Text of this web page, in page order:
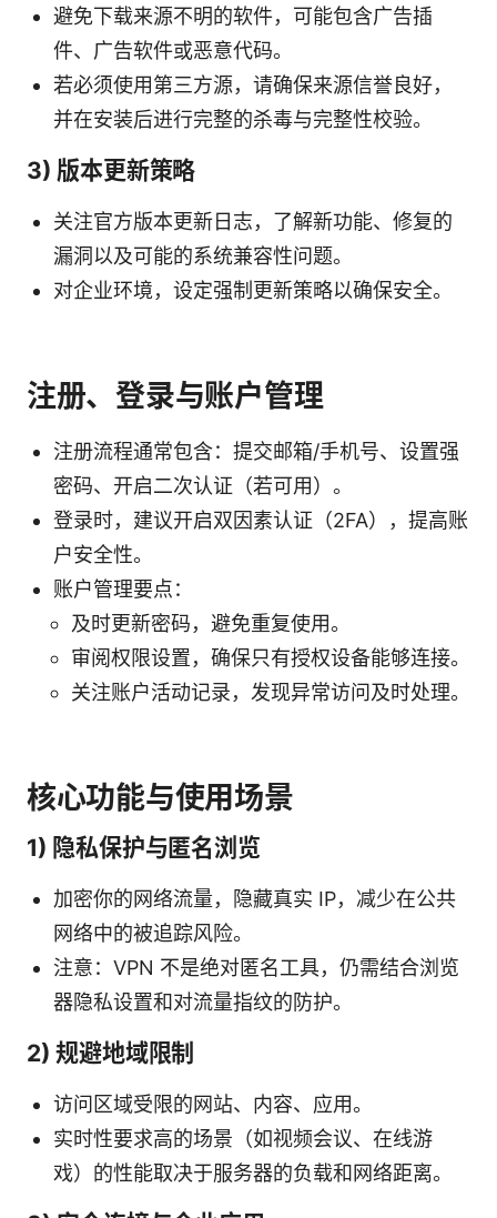
避免下载来源不明的软件，可能包含广告插
件、广告软件或恶意代码。
若必须使用第三方源，请确保来源信誉良好，
并在安装后进行完整的杀毒与完整性校验。
3) 版本更新策略
关注官方版本更新日志，了解新功能、修复的
漏洞以及可能的系统兼容性问题。
对企业环境，设定强制更新策略以确保安全。
注册、登录与账户管理
注册流程通常包含：提交邮箱/手机号、设置强
密码、开启二次认证（若可用）。
登录时，建议开启双因素认证（2FA），提高账
户安全性。
账户管理要点：
及时更新密码，避免重复使用。
审阅权限设置，确保只有授权设备能够连接。
关注账户活动记录，发现异常访问及时处理。
核心功能与使用场景
1) 隐私保护与匿名浏览
加密你的网络流量，隐藏真实 IP，减少在公共
网络中的被追踪风险。
注意：VPN 不是绝对匿名工具，仍需结合浏览
器隐私设置和对流量指纹的防护。
2) 规避地域限制
访问区域受限的网站、内容、应用。
实时性要求高的场景（如视频会议、在线游
戏）的性能取决于服务器的负载和网络距离。